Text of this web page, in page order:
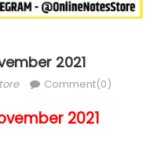
2021
Comment(0)
2021